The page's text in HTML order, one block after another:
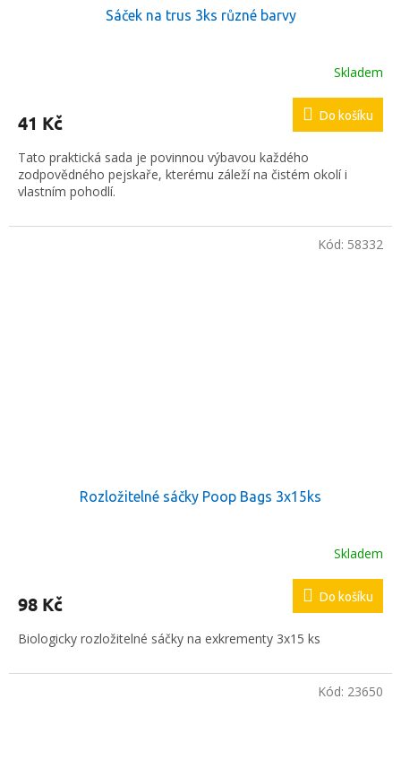
Sáček na trus 3ks různé barvy
Skladem
41 Kč Do košíku
Tato praktická sada je povinnou výbavou každého
zodpovědného pejskaře, kterému záleží na čistém okolí i
vlastním pohodlí.
Rozložitelné sáčky Poop Bags 3x15ks
Skladem
98 Kč Do košíku
Biologicky rozložitelné sáčky na exkrementy 3x15 ks
Kód: 58332
Kód: 23650